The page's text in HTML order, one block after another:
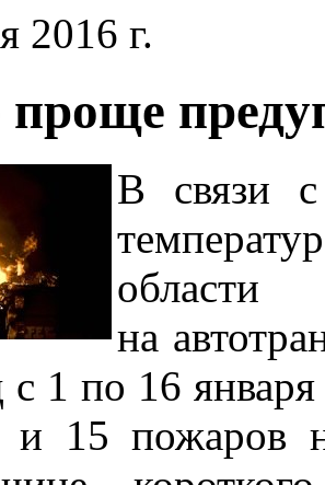
2016 г.
В связи с
на
с 1 по 16
15 пожаров